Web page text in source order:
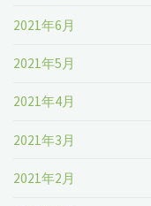
2021年6月
2021年5月
2021年4月
2021年3月
2021年2月